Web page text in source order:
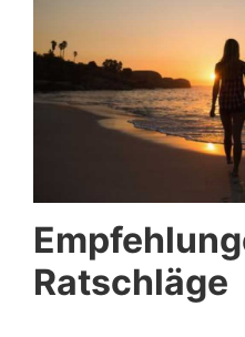
Ratschläge